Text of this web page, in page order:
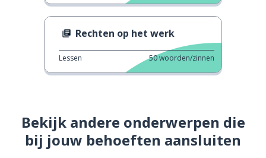
Rechten op het werk
Lessen 50woorden/zinnen
Bekijk andere onderwerpen die
bij jouw behoeften aansluiten